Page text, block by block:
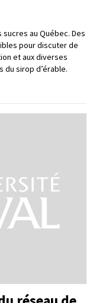
sucres au Québec. Des
pour discuter de
et aux diverses
sirop d’érable.